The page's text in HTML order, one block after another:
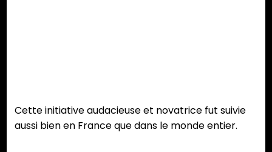
Cette initiative audacieuse et novatrice fut suivie
aussi bien en France que dans le monde entier.